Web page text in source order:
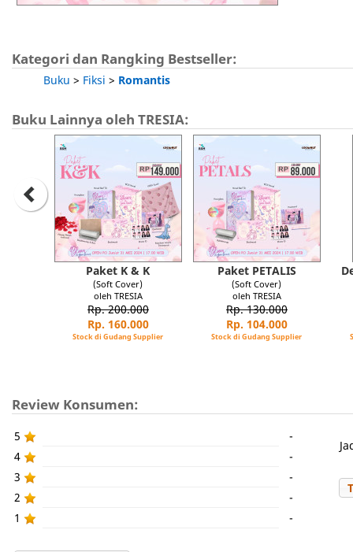
Kategori dan Rangking Bestseller:
Buku > Fiksi > Romantis
Buku Lainnya oleh TRESIA:
Paket K & K
(Soft Cover)
oleh TRESIA
Rp. 200.000
Rp. 160.000
Stock di Gudang Supplier
Paket PETALIS
(Soft Cover)
oleh TRESIA
Rp. 130.000
Rp. 104.000
Stock di Gudang Supplier
Review Konsumen:
5
-
4
-
3
-
2
-
1
-